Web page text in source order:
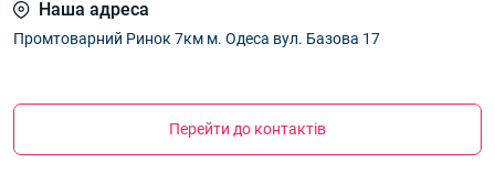
Наша адреса
Промтоварний Ринок 7км м. Одеса вул. Базова 17
Перейти до контактів